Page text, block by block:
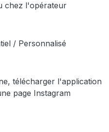
chez l'opérateur
/ Personnalisé
télécharger l'application
page Instagram